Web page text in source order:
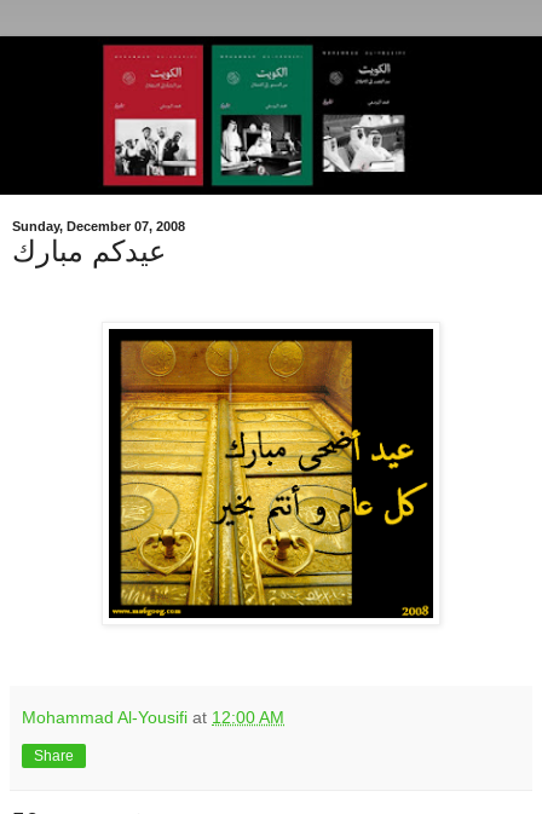
Sunday, December 07, 2008
عيدكم مبارك
Mohammad Al-Yousifi at 12:00 AM
Share